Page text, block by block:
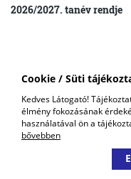
Cookie / Süti
Kedves Látogató!
élmény fokozásának
használatával ön a
bővebben
2026/2027. tanév rendje
VAS VÁRMEGYEI
KERESKEDELMI ÉS
COPYRIGHT © 2018 - 2026
POWERED BY
POSITIVE